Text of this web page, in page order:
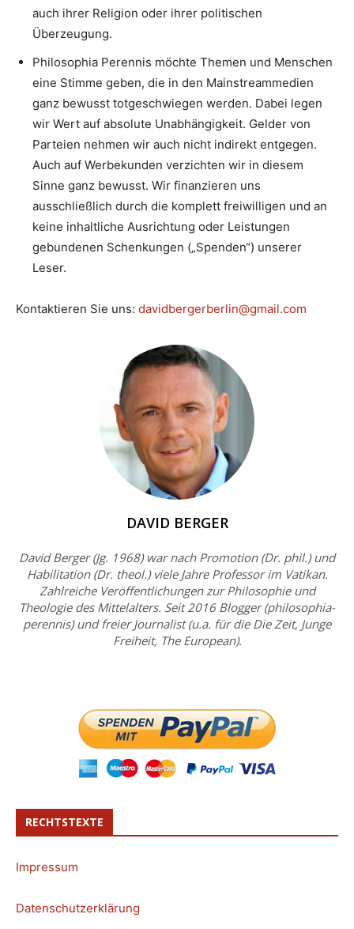
auch ihrer Religion oder ihrer politischen
Überzeugung.
Philosophia Perennis möchte Themen und Menschen
eine Stimme geben, die in den Mainstreammedien
ganz bewusst totgeschwiegen werden. Dabei legen
wir Wert auf absolute Unabhängigkeit. Gelder von
Parteien nehmen wir auch nicht indirekt entgegen.
Auch auf Werbekunden verzichten wir in diesem
Sinne ganz bewusst. Wir finanzieren uns
ausschließlich durch die komplett freiwilligen und an
keine inhaltliche Ausrichtung oder Leistungen
gebundenen Schenkungen („Spenden“) unserer
Leser.
Kontaktieren Sie uns: davidbergerberlin@gmail.com
DAVID BERGER
David Berger (Jg. 1968) war nach Promotion (Dr. phil.) und
Habilitation (Dr. theol.) viele Jahre Professor im Vatikan.
Zahlreiche Veröffentlichungen zur Philosophie und
Theologie des Mittelalters. Seit 2016 Blogger (philosophia-
perennis) und freier Journalist (u.a. für die Die Zeit, Junge
Freiheit, The European).
RECHTSTEXTE
Impressum
Datenschutzerklärung